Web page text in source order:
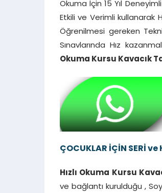
Okuma İçin 15 Yıl
Etkili ve Verimli kullanarak
Öğrenilmesi gereken
Sınavlarında Hız
Okuma Kursu Kavacık
ÇOCUKLAR İÇİN SERİ ve
Hızlı Okuma Kursu
ve bağlantı kurulduğu ,